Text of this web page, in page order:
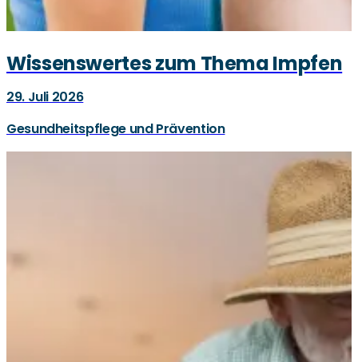
Wissenswertes zum Thema Impfen
29. Juli 2026
Gesundheitspflege und Prävention